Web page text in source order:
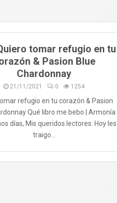
tomar refugio en tu
& Pasion Blue
Chardonnay
21/11/2021 0 1254
refugio en tu corazón & Pasion
Qué libro me bebo | Armonía
días, Mis queridos lectores: Hoy les
traigo...